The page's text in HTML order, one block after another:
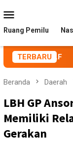
ke
kontenMobile
Ruang Pemilu
TERBARU
BEM
Beranda Daerah
LBH GP
Memiliki
Gerakan